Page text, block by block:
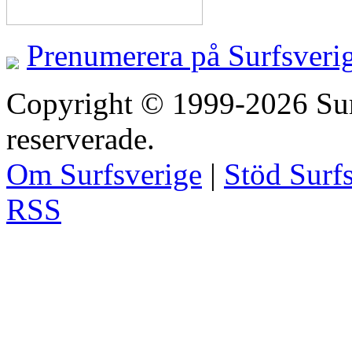
Prenumerera på
Copyright © 1999-2026
reserverade.
Om Surfsverige | Stöd
RSS